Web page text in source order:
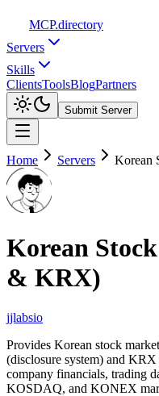
MCP.directory
Servers
Skills
ClientsToolsBlogPartners
Submit Server
Home Servers Korean
Korean
& KRX)
jjlabsio
Provides Korean stock
(disclosure system) and
company financials, trading
KOSDAQ, and KONEX